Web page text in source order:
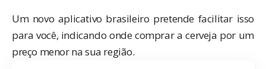
Um novo aplicativo brasileiro pretende facilitar isso
para você, indicando onde comprar a cerveja por um
preço menor na sua região.